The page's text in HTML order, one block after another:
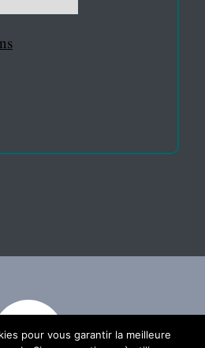
pour vous garantir la meilleure